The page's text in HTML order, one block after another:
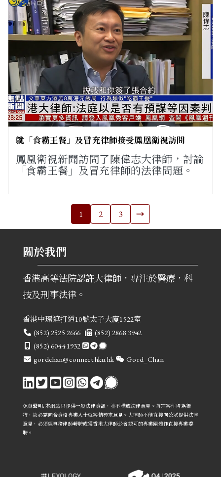
就「食霸王餐」及冒充律師接受鳳凰衛視訪問
鳳凰衛視新聞訪問了陳偉志大律師，討論
「食霸王餐」及冒充律師的法律問題。
pagination1 2 3
關於我們
香港高等法院認許大律師，專注於醫療，科
技及刑事法律。
香港中環遮打道10號太子大廈1522室
電話
(852) 2525 2666 傳真
(852) 2868 3942
手提
(852) 6044 1932
電郵
gordchan@connect.hku.hk 微信
Gord_Chan
免責聲明: 本網站只提供一般法律資訊，並不構成法律意見。每宗案件均為獨
特，故必需向合資格專業人士就案情尋求意見。 大律師不能直接向公眾提供法律
意見 ，必須經事務律師轉聘或獲香港大律師公會認可的專業團體作直接專業委
聘。